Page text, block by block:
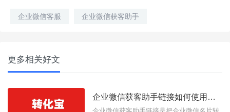
企业微信客服 企业微信获客助手
更多相关好文
企业微信获客助手链接如何使用？有什么功能？